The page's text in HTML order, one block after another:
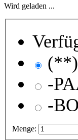
Wird geladen ...
Menge: